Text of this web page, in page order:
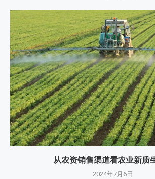
从农资销售渠道看农业新质
2024年7月6日